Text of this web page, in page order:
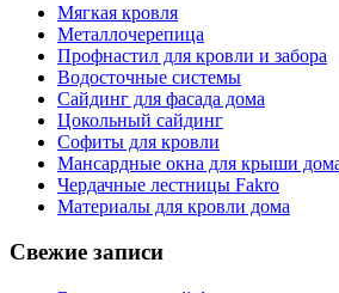
Мягкая кровля
Металлочерепица
Профнастил для кровли и забора
Водосточные системы
Сайдинг для фасада дома
Цокольный сайдинг
Софиты для кровли
Мансардные окна для крыши
Чердачные лестницы Fakro
Материалы для кровли дома
Свежие записи